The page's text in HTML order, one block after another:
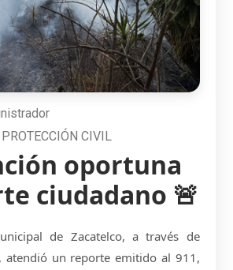
PROTECCIÓN CIVIL
oportuna
ciudadano 🚨
de Zacatelco, a través de
atendió un reporte emitido al 911,